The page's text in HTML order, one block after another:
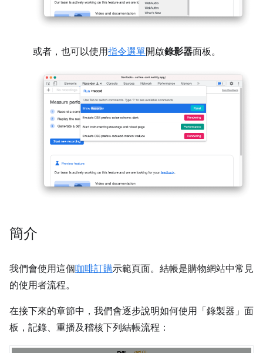
或者，也可以使用指令選單開啟錄影器面板。
簡介
我們會使用這個咖啡訂購示範頁面。結帳是購物網站中常見
的使用者流程。
在接下來的章節中，我們會逐步說明如何使用「錄製器」 面
板，記錄、重播及稽核下列結帳流程：